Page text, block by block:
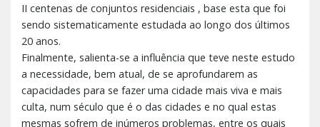
II centenas de conjuntos residenciais , base esta que foi
sendo sistematicamente estudada ao longo dos últimos
20 anos.
Finalmente, salienta-se a influência que teve neste estudo
a necessidade, bem atual, de se aprofundarem as
capacidades para se fazer uma cidade mais viva e mais
culta, num século que é o das cidades e no qual estas
mesmas sofrem de inúmeros problemas, entre os quais